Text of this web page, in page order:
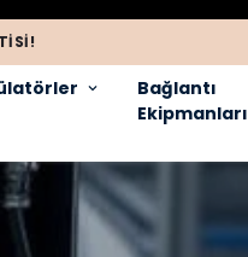
Bağlantı
Ekipmanları